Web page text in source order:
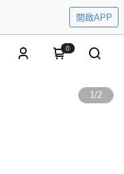
開啟APP
0
1/2